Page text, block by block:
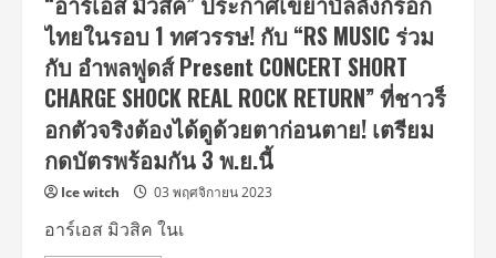
ผ่าน
DNA
ความ
เท่
ของ
ศิลปิน
ดัง
NCT
TEN
(เต
นล์),
มิลลิ,
เจเจ-
กฤษณ
ภูมิ,
ไทยในรอบ 1 ทศวรรษ! กับ “RS MUSIC ร่วม
กับ อำพลฟูดส์ Present CONCERT SHORT
CHARGE SHOCK REAL ROCK RETURN” ที่ชาวร็
อกตัวจริงต้องได้ดูด้วยตาก่อนตาย! เตรียม
กดบัตรพร้อมกัน 3 พ.ย.นี้
Ice witch 03 พฤศจิกายน 2023
อาร์เอส มิวสิค ในเ